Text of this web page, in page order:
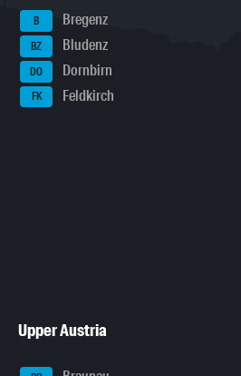
B Bregenz
BZ Bludenz
DO Dornbirn
FK Feldkirch
Upper Austria